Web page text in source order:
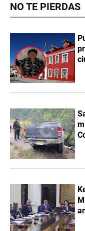
NO TE PIERDAS